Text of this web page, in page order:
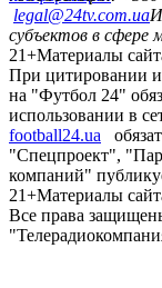
legal@24tv.com.ua
субъектов в сфере
21+Материалы
При цитировании
на "Футбол 24"
использовании в
football24.ua
"Спецпроект",
компаний"
21+Материалы
Все права